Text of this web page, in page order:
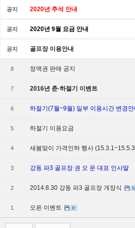
공지 2020년 추석 안내
공지 2020년 9월 요금 안내
공지 골프장 이용안내
8 정액권 판매 공지
7 2016년 춘·하절기 이벤트
6 하절기(7월~9월) 일부 이용시간 변경
5 하절기 이용요금
4 새봄맞이 가격인하 행사
3 강동 파3 골프장 권 오 운 대표 인사말
2 2014.8.30 강동 파3 골프장 개장식
1 오픈 이벤트
Sketchbook5, 스
Sketchbook5, 스